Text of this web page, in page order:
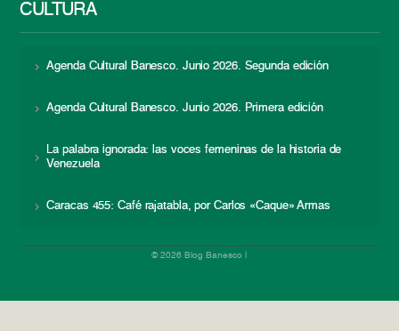
CULTURA
Agenda Cultural Banesco. Junio 2026. Segunda edición
Agenda Cultural Banesco. Junio 2026. Primera edición
La palabra ignorada: las voces femeninas de la historia de
Venezuela
Caracas 455: Café rajatabla, por Carlos «Caque» Armas
© 2026 Blog Banesco |